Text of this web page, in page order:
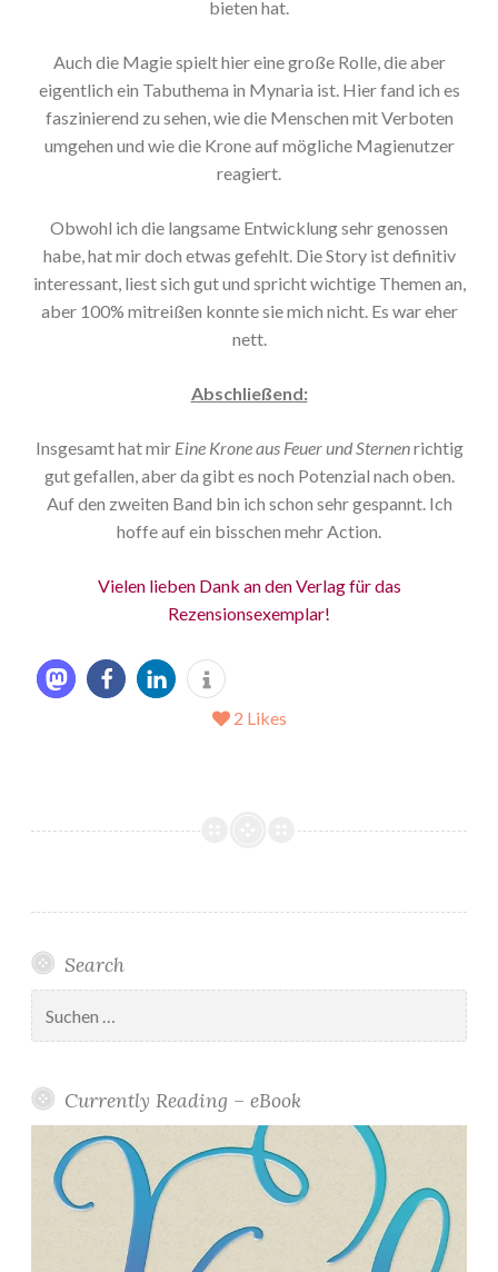
bieten hat.
Auch die Magie spielt hier eine große Rolle, die aber
eigentlich ein Tabuthema in Mynaria ist. Hier fand ich es
faszinierend zu sehen, wie die Menschen mit Verboten
umgehen und wie die Krone auf mögliche Magienutzer
reagiert.
Obwohl ich die langsame Entwicklung sehr genossen
habe, hat mir doch etwas gefehlt. Die Story ist definitiv
interessant, liest sich gut und spricht wichtige Themen an,
aber 100% mitreißen konnte sie mich nicht. Es war eher
nett.
Abschließend:
Insgesamt hat mir Eine Krone aus Feuer und Sternenrichtig
gut gefallen, aber da gibt es noch Potenzial nach oben.
Auf den zweiten Band bin ich schon sehr gespannt. Ich
hoffe auf ein bisschen mehr Action.
Vielen lieben Dank an den Verlag für das
Rezensionsexemplar!
2 Likes
Search
nach:
Currently Reading – eBook